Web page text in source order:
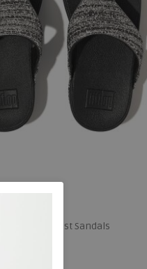
Toe-Post Sandals